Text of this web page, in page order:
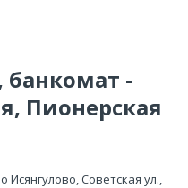
банкомат -
Пионерская
Советская ул.,